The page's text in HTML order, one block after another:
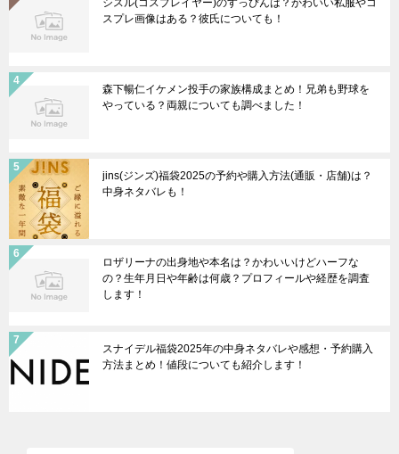
シスル(コスプレイヤー)のすっぴんは？かわいい私服やコ
スプレ画像はある？彼氏についても！
森下暢仁イケメン投手の家族構成まとめ！兄弟も野球を
やっている？両親についても調べました！
jins(ジンズ)福袋2025の予約や購入方法(通販・店舗)は？
中身ネタバレも！
ロザリーナの出身地や本名は？かわいいけどハーフな
の？生年月日や年齢は何歳？プロフィールや経歴を調査
します！
スナイデル福袋2025年の中身ネタバレや感想・予約購入
方法まとめ！値段についても紹介します！